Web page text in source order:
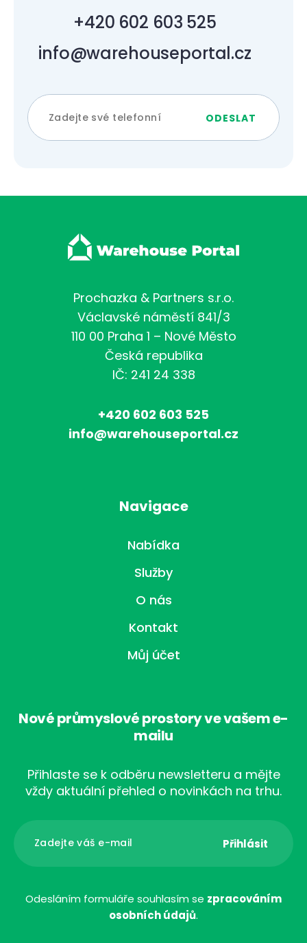
+420 602 603 525
info@warehouseportal.cz
Prochazka & Partners s.r.o.
Václavské náměstí 841/3
110 00 Praha 1 – Nové Město
Česká republika
IČ: 241 24 338
+420 602 603 525
info@warehouseportal.cz
Navigace
Nabídka
Služby
O nás
Kontakt
Můj účet
Nové průmyslové prostory ve vašem e-
mailu
Přihlaste se k odběru newsletteru a mějte
vždy aktuální přehled o novinkách na trhu.
Odesláním formuláře souhlasím se zpracováním
osobních údajů.